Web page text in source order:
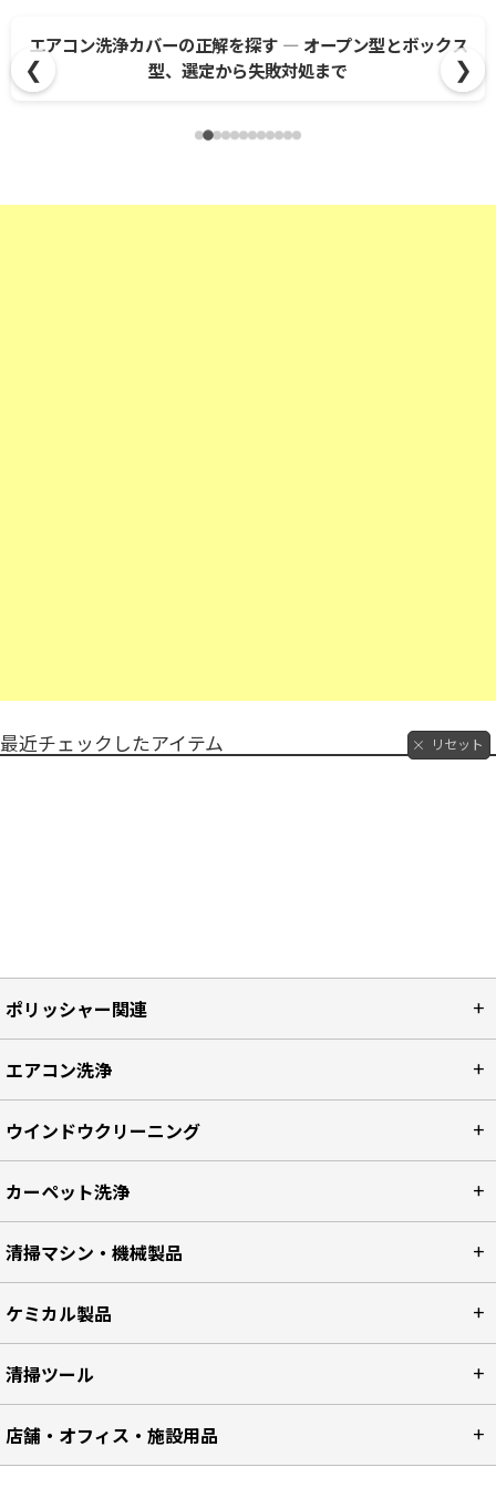
ポリッシャー別スプラッシュガード互換ガイド！最適カバ
ー簡単セレクト
❮ ❯
最近チェックしたアイテム リセット
ポリッシャー関連
エアコン洗浄
ウインドウクリーニング
カーペット洗浄
清掃マシン・機械製品
ケミカル製品
清掃ツール
店舗・オフィス・施設用品